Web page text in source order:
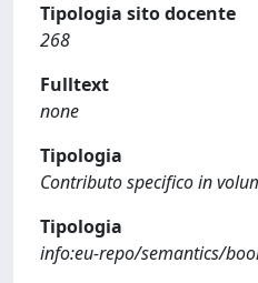
Tipologia sito docente
268
Fulltext
none
Tipologia
Contributo specifico in
Tipologia
info:eu-repo/semantics/